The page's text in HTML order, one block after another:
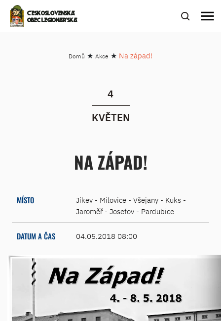
ČESKOSLOVENSKÁ
OBEC LEGIONÁŘSKÁ
menu
Domů ★ Akce ★ Na západ!
4
KVĚTEN
NA ZÁPAD!
MÍSTO
Jíkev - Milovice - Všejany - Kuks -
Jaroměř - Josefov - Pardubice
DATUM A ČAS 04.05.2018 08:00